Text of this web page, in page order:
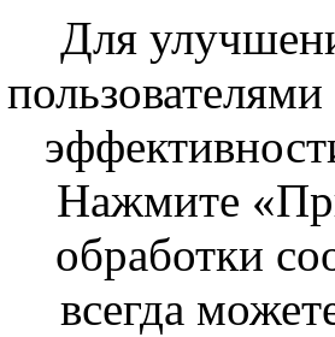
Для
Нажмите
обработки
всегда